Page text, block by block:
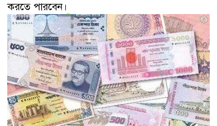
করতে পারবেন।